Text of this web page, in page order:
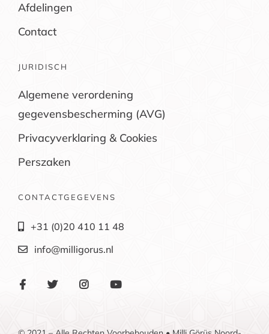
Afdelingen
Contact
JURIDISCH
Algemene verordening
gegevensbescherming (AVG)
Privacyverklaring & Cookies
Perszaken
CONTACTGEGEVENS
+31 (0)20 410 11 48
info@milligorus.nl